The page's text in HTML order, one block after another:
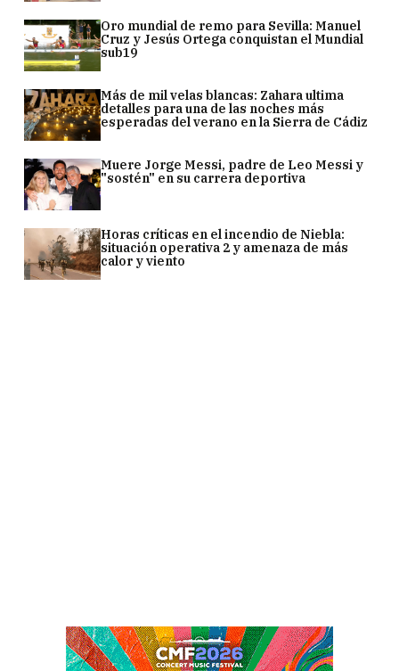
Oro mundial de remo para Sevilla: Manuel
Cruz y Jesús Ortega conquistan el Mundial
sub19
Más de mil velas blancas: Zahara ultima
detalles para una de las noches más
esperadas del verano en la Sierra de Cádiz
Muere Jorge Messi, padre de Leo Messi y
"sostén" en su carrera deportiva
Horas críticas en el incendio de Niebla:
situación operativa 2 y amenaza de más
calor y viento